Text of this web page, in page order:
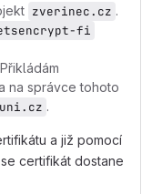
zverinec.cz .
fi
na správce tohoto
.
a již pomocí
certifikát dostane